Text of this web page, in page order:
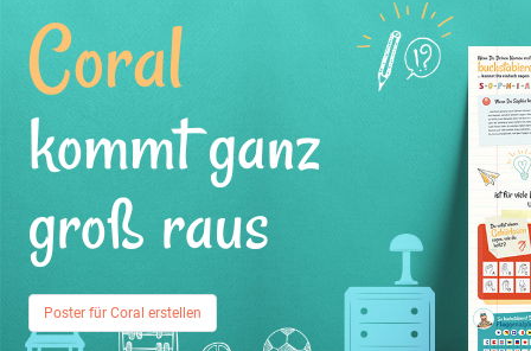
Coral
kommt ganz
groß raus
Poster für Coral erstellen